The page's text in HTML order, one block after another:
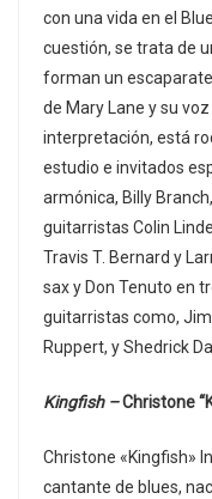
con una vida en el
cuestión, se trata de
forman un
de Mary Lane y su
interpretación, está
estudio e invitados
armónica, Billy
guitarristas Colin
Travis T. Bernard y
sax y Don Tenuto en
guitarristas como, Jim
Ruppert, y Shedrick
Kingfish –Christone
Christone «Kingfish»
cantante de blues,